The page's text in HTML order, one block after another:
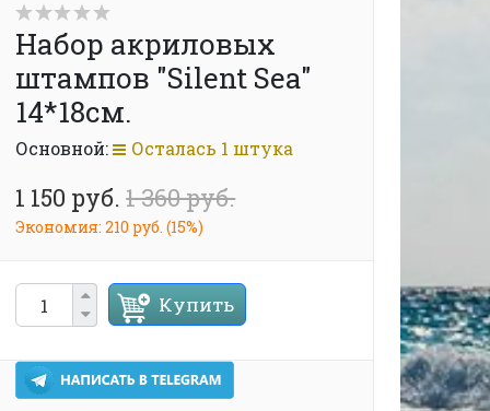
Набор акриловых
штампов "Silent Sea"
14*18см.
Основной: Осталась 1 штука
1 150 руб. 1 360 руб.
Экономия:210 руб. (15%)
Купить